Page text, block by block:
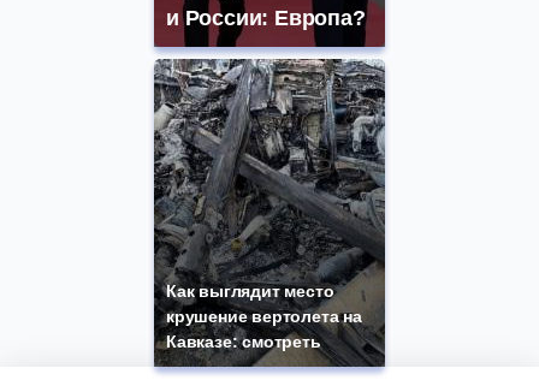
и России: Европа?
Как выглядит место
крушение вертолета на
Кавказе: смотреть